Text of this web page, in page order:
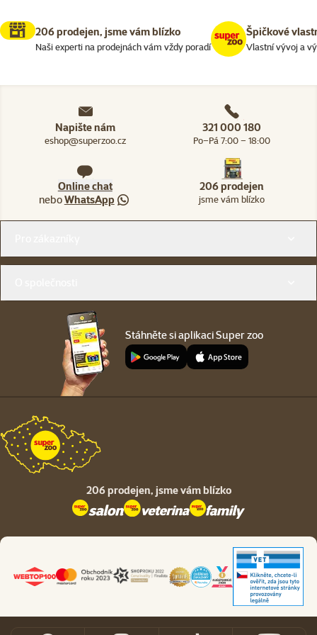
206 prodejen, jsme vám blízko
Naši experti na prodejnách vám vždy poradí
Špičkové
Vlastní vývoj a
Napište nám
eshop@superzoo.cz
321 000 180
Po–Pá 7:00 – 18:00
Online chat
neboWhatsApp
206 prodejen
jsme vám blízko
Stáhněte si aplikaci Super zoo
206 prodejen, jsme vám blízko